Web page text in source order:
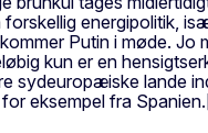
energipolitik,
Putin i møde. Jo
kun er en
lande
eksempel fra